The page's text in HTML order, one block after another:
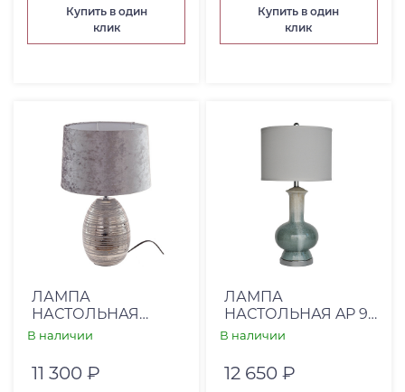
Купить в один
клик
Купить в один
клик
ЛАМПА
НАСТОЛЬНАЯ
SOUVENIR (00-
В наличии
11 300 ₽
ЛАМПА
НАСТОЛЬНАЯ AP 91
(00-00000939)
В наличии
12 650 ₽